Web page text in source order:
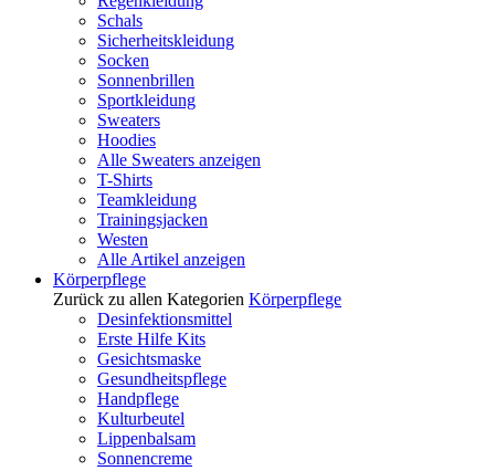
Schals
Sicherheitskleidung
Socken
Sonnenbrillen
Sportkleidung
Sweaters
Hoodies
Alle Sweaters anzeigen
T-Shirts
Teamkleidung
Trainingsjacken
Westen
Alle Artikel anzeigen
Körperpflege
Zurück zu allen Kategorien Körperpflege
Desinfektionsmittel
Erste Hilfe Kits
Gesichtsmaske
Gesundheitspflege
Handpflege
Kulturbeutel
Lippenbalsam
Sonnencreme